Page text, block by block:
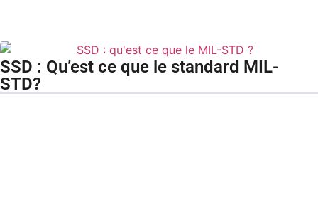
SSD : Qu’est ce que le standard MIL-
STD?